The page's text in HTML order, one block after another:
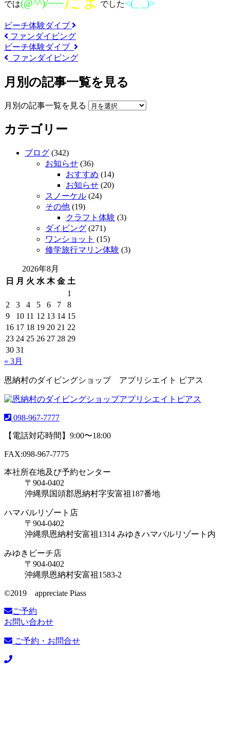
では(@^^)/~~~ でした<(_ _)>
ビーチ体験ダイブ
ファンダイビング
ビーチ体験ダイブ
ファンダイビング
月別の記事一覧を見る
月別の記事一覧を見る
カテゴリー
ブログ (342)
お知らせ (36)
おすすめ (14)
お知らせ (20)
スノーケル (24)
その他 (19)
クラフト体験 (3)
ダイビング (271)
ワンショット (15)
修学旅行マリン体験 (3)
2026年8月
日
月 火 水 木 金 土
1
2
3 4 5 6 7
8
9
10 11 12 13 14 15
16 17 18 19 20 21 22
23 24 25 26 27 28 29
30 31
« 3月
恩納村のダイビングショップ アプリシエイト ピアス
098-967-7777
【電話対応時間】9:00〜18:00
FAX:098-967-7775
本社所在地及び予約センター
〒904-0402
沖縄県国頭郡恩納村字安富祖187番地
ハマバルリゾート店
〒904-0402
沖縄県恩納村安富祖1314 みゆきハマバルリゾート内
みゆきビーチ店
〒904-0402
沖縄県恩納村安富祖1583-2
©️2019 appreciate Piass
ご予約
お問い合わせ
ご予約・お問合せ